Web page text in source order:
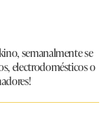
semanalmente se
electrodomésticos o